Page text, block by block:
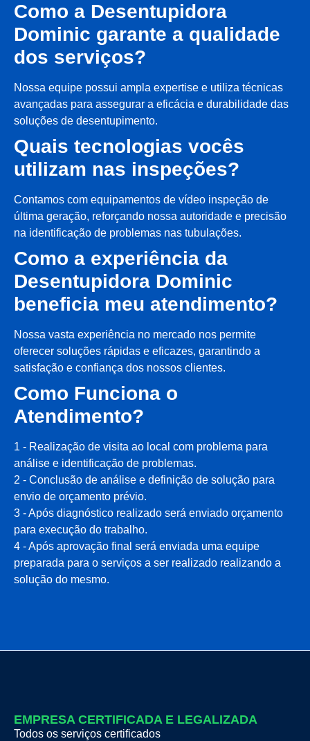
Como a Desentupidora
Dominic garante a qualidade
dos serviços?
Nossa equipe possui ampla expertise e utiliza técnicas
avançadas para assegurar a eficácia e durabilidade das
soluções de desentupimento.
Quais tecnologias vocês
utilizam nas inspeções?
Contamos com equipamentos de vídeo inspeção de
última geração, reforçando nossa autoridade e precisão
na identificação de problemas nas tubulações.
Como a experiência da
Desentupidora Dominic
beneficia meu atendimento?
Nossa vasta experiência no mercado nos permite
oferecer soluções rápidas e eficazes, garantindo a
satisfação e confiança dos nossos clientes.
Como Funciona o
Atendimento?
1 - Realização de visita ao local com problema para
análise e identificação de problemas.
2 - Conclusão de análise e definição de solução para
envio de orçamento prévio.
3 - Após diagnóstico realizado será enviado orçamento
para execução do trabalho.
4 - Após aprovação final será enviada uma equipe
preparada para o serviços a ser realizado realizando a
solução do mesmo.
EMPRESA CERTIFICADA E LEGALIZADA
Todos os serviços certificados